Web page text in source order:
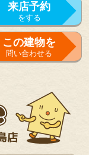
来店予約
をする
来店予約
をする
この建物を
問い合わせる